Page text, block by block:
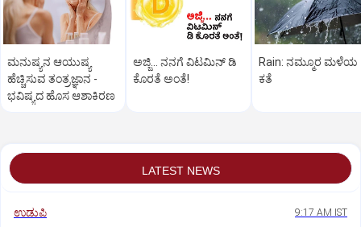
ಮನುಷ್ಯನ ಆಯುಷ್ಯ
ಹೆಚ್ಚಿಸುವ ತಂತ್ರಜ್ಞಾನ ­
ಭವಿಷ್ಯದ ಹೊಸ ಆಶಾಕಿರಣ
ಅಜ್ಜಿ... ನನಗೆ ವಿಟಮಿನ್‌ ಡಿ
ಕೊರತೆ ಅಂತೆ!
Rain: ನಮ್ಮೂರ ಮಳೆಯ
ಕತೆ
LATEST NEWS
ಉಡುಪಿ 9:17 AM IST